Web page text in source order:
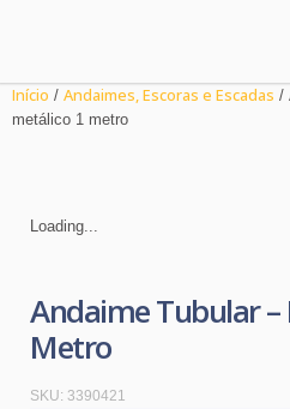
Início / Andaimes, Escoras e Escadas /
metálico 1 metro
Loading...
Andaime Tubular –
Metro
SKU: 3390421